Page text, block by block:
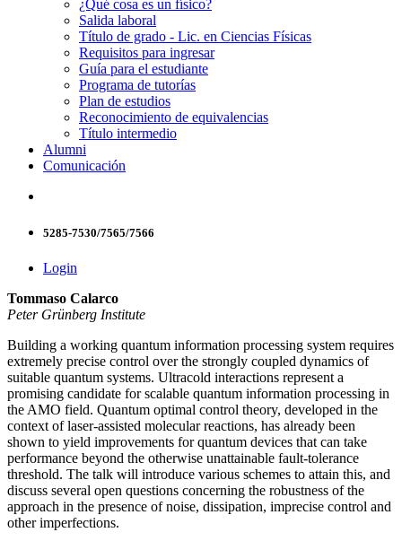
¿Qué cosa es un físico?
Salida laboral
Título de grado - Lic. en Ciencias Físicas
Requisitos para ingresar
Guía para el estudiante
Programa de tutorías
Plan de estudios
Reconocimiento de equivalencias
Título intermedio
Alumni
Comunicación
5285-7530/7565/7566
Login
Tommaso Calarco
Peter Grünberg Institute
Building a working quantum information processing system requires
extremely precise control over the strongly coupled dynamics of
suitable quantum systems. Ultracold interactions represent a
promising candidate for scalable quantum information processing in
the AMO field. Quantum optimal control theory, developed in the
context of laser-assisted molecular reactions, has already been
shown to yield improvements for quantum devices that can take
performance beyond the otherwise unattainable fault-tolerance
threshold. The talk will introduce various schemes to attain this, and
discuss several open questions concerning the robustness of the
approach in the presence of noise, dissipation, imprecise control and
other imperfections.